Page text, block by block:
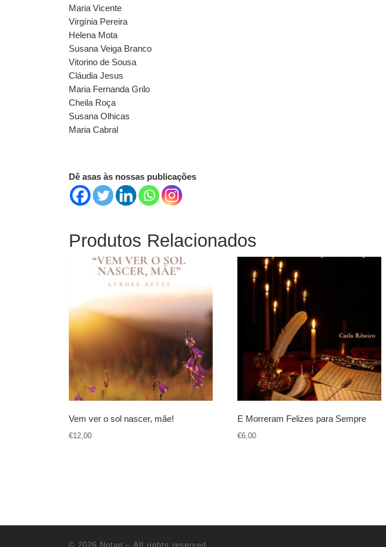
Maria Vicente
Virgínia Pereira
Helena Mota
Susana Veiga Branco
Vitorino de Sousa
Cláudia Jesus
Maria Fernanda Grilo
Cheila Roça
Susana Olhicas
Maria Cabral
Dê asas às nossas publicações
Produtos Relacionados
Vem ver o sol nascer, mãe!
€12,00
E Morreram Felizes para Sempre
€6,00
© 2026 Notag – All rights reserved